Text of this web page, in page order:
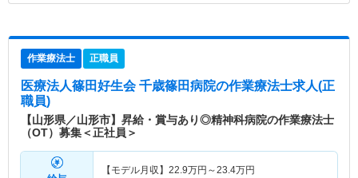
作業療法士 正職員
医療法人篠田好生会 千歳篠田病院の作業療法士求人(正
職員)
【山形県／山形市】昇給・賞与あり◎精神科病院の作業療法士
（OT）募集＜正社員＞
【モデル月収】 22.9万円～23.4万円